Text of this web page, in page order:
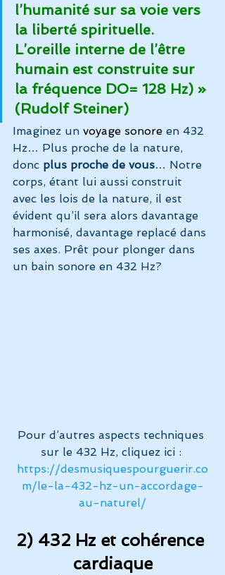
l’humanité sur sa voie vers
la liberté spirituelle.
L’oreille interne de l’être
humain est construite sur
la fréquence DO= 128 Hz) »
(Rudolf Steiner)
Imaginez un voyage sonore en 432
Hz… Plus proche de la nature,
donc plus proche de vous… Notre
corps, étant lui aussi construit
avec les lois de la nature, il est
évident qu’il sera alors davantage
harmonisé, davantage replacé dans
ses axes. Prêt pour plonger dans
un bain sonore en 432 Hz?
Pour d’autres aspects techniques
sur le 432 Hz, cliquez ici :
https://desmusiquespourguerir.co
m/le-la-432-hz-un-accordage-
au-naturel/
2) 432 Hz et cohérence
cardiaque